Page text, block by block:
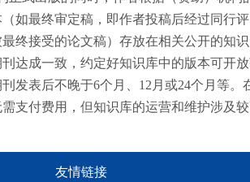
如最终审定稿，即作者投稿后经过同行评
终接受的论文稿）存放在相关公开的知
达成一致，约定好知识库中的版本可开
发表后不晚于6个月、12月或24个月等。
支付费用，但知识库的运营和维护涉及
友情链接